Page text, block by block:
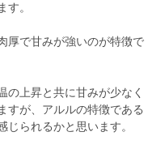
す。
厚で甘みが強いのが特徴で
の上昇と共に甘みが少なく
すが、アルルの特徴である
られるかと思います。